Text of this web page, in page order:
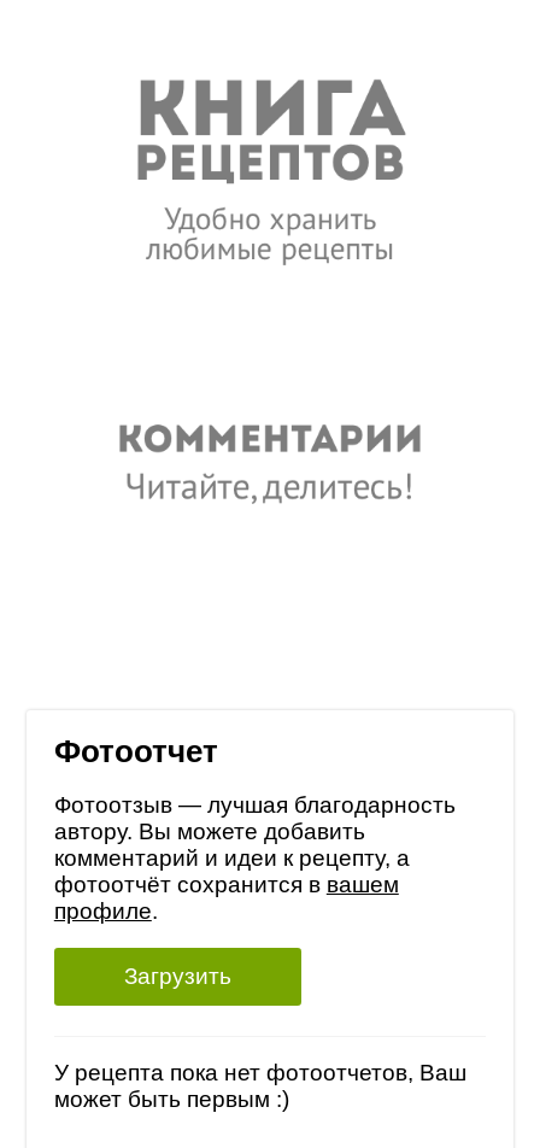
Фотоотчет
Фотоотзыв — лучшая благодарность
автору. Вы можете добавить
комментарий и идеи к рецепту, а
фотоотчёт сохранится в вашем
профиле.
Загрузить
У рецепта пока нет фотоотчетов, Ваш
может быть первым :)